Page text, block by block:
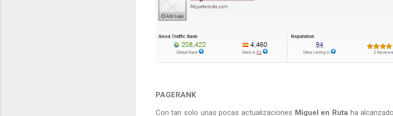
PAGERANK
Con tan solo unas pocas actualizaciones Miguel en Rutaha